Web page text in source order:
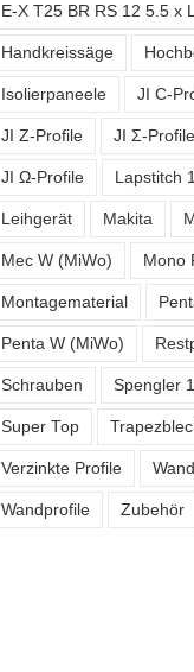
E-X T25 BR RS 12 5.5 x
Handkreissäge
Isolierpaneele JI C-
JI Z-Profile JI Σ-Profile
JI Ω-Profile Lapstitch
Leihgerät Makita
Mec W (MiWo) Mono
Montagematerial
Penta W (MiWo)
Schrauben Spengler
Super Top
Verzinkte Profile
Wandprofile Zubehör